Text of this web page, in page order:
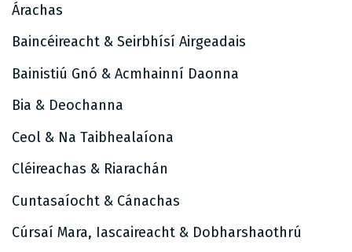
Árachas
Baincéireacht & Seirbhísí Airgeadais
Bainistiú Gnó & Acmhainní Daonna
Bia & Deochanna
Ceol & Na Taibhealaíona
Cléireachas & Riarachán
Cuntasaíocht & Cánachas
Cúrsaí Mara, Iascaireacht & Dobharshaothrú